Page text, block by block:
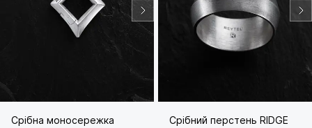
Срібна моносережка
Срібний перстень RIDGE